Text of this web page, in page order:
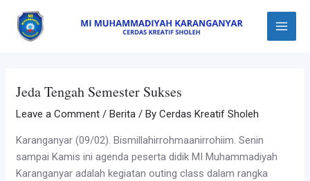
content
Main
Menu
Jeda Tengah Semester Sukses
Leave a Comment /Berita / ByCerdas Kreatif Sholeh
Karanganyar (09/02). Bismillahirrohmaanirrohiim. Senin
sampai Kamis ini agenda peserta didik MI Muhammadiyah
Karanganyar adalah kegiatan outing class dalam rangka
navigation